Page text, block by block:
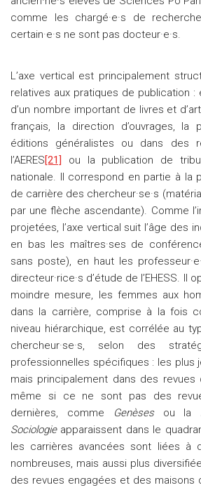
comme les chargé·e·s de
certain·e·s ne sont pas docteur·e·s.
L’axe vertical est principalement
relatives aux pratiques de publication :
d’un nombre important de livres et
français, la direction d’ouvrages, la
éditions généralistes ou dans des
l’AERES[21]
ou la publication de
nationale. Il correspond en partie à la
de carrière des chercheur·se·s
par une flèche ascendante). Comme
projetées, l’axe vertical suit l’âge des
en bas les maîtres·ses de
sans poste), en haut les
directeur·rice·s d’étude de l’EHESS. Il
moindre mesure, les femmes aux
dans la carrière, comprise à la fois
niveau hiérarchique, est corrélée au
chercheur·se·s, selon des
professionnelles spécifiques : les plus
mais principalement dans des revues
même si ce ne sont pas des
dernières, comme
Genèsesou la
Sociologieapparaissent dans le
les carrières avancées sont liées à
nombreuses, mais aussi plus
des revues engagées et des maisons